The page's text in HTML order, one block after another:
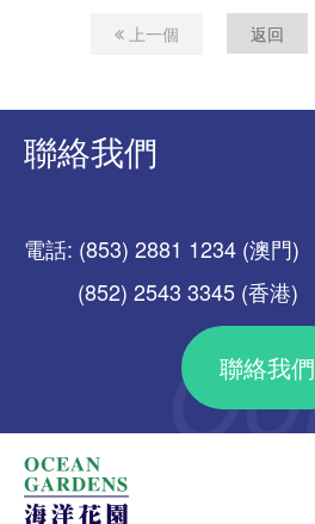
上一個 返回
聯絡我們
電話: (853) 2881 1234 (澳門)
(852) 2543 3345 (香港)
聯絡我們